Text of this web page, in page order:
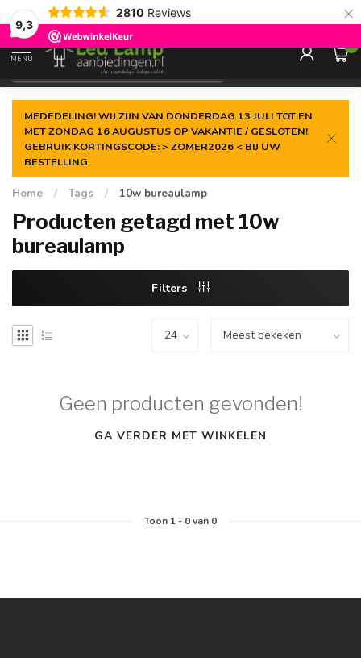
9,3
2810 Reviews ×
Gegarandeerde delaagste prijs
MENU
0
MEDEDELING! WIJ ZIJN VAN DONDERDAG 13 JULI TOT EN
MET ZONDAG 16 AUGUSTUS OP VAKANTIE / GESLOTEN!
GEBRUIK KORTINGSCODE: > ZOMER2026 < BIJ UW
BESTELLING
Home / Tags / 10w bureaulamp
Producten getagd met 10w
bureaulamp
Filters
Geen producten gevonden!
GA VERDER MET WINKELEN
Toon 1- 0van 0